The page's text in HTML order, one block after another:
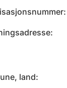
land